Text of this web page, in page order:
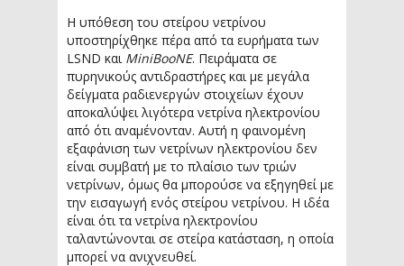
Η υπόθεση του στείρου νετρίνου
υποστηρίχθηκε πέρα από τα ευρήματα των
LSND και MiniBooNE. Πειράματα σε
πυρηνικούς αντιδραστήρες και με μεγάλα
δείγματα ραδιενεργών στοιχείων έχουν
αποκαλύψει λιγότερα νετρίνα ηλεκτρονίου
από ότι αναμένονταν. Αυτή η φαινομένη
εξαφάνιση των νετρίνων ηλεκτρονίου δεν
είναι συμβατή με το πλαίσιο των τριών
νετρίνων, όμως θα μπορούσε να εξηγηθεί με
την εισαγωγή ενός στείρου νετρίνου. Η ιδέα
είναι ότι τα νετρίνα ηλεκτρονίου
ταλαντώνονται σε στείρα κατάσταση, η οποία
μπορεί να ανιχνευθεί.